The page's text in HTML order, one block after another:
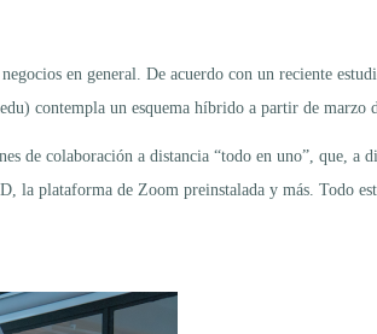
en general. De acuerdo con un reciente
contempla un esquema híbrido a partir de marzo
de colaboración a distancia “todo en uno”, que, a
la plataforma de Zoom preinstalada y más. Todo